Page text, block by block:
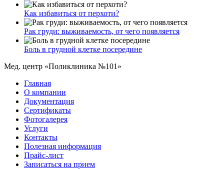
Как избавиться от перхоти?
Рак груди: выживаемость, от чего появляется
Боль в грудной клетке посередине
Мед. центр «Поликлиника №101»
Главная
О компании
Документация
Сертификаты
Фотогалерея
Услуги
Контакты
Полезная информация
Прайс-лист
Записаться на прием